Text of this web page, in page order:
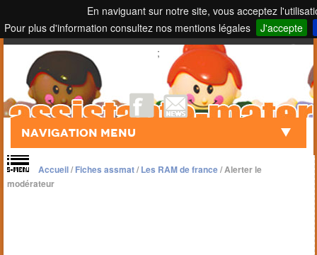
En naviguant sur notre site, vous acceptez
Pour plus d'information consultez nos mentions légales
J'accepte
Touch to Search
;
Navigation Menu
Accueil/Fiches assmat/Les RAM de france/Alerter le
modérateur